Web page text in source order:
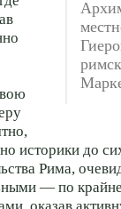
историки до
Рима,
— по